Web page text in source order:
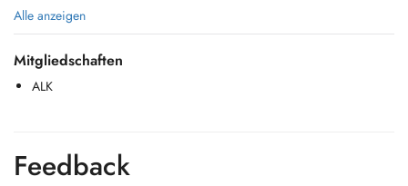
Spécialiste certifiée en rééducation périnéale féminine et masculine :
urologique, ano rectale et sexologique.
(homme et femme), pré et post partum, douleurs pelviennes
(vulvodynie, SOPK, endométriose, pudendalgie, etc...) ,troubles
Alle anzeigen
Mitgliedschaften
ALK
Feedback